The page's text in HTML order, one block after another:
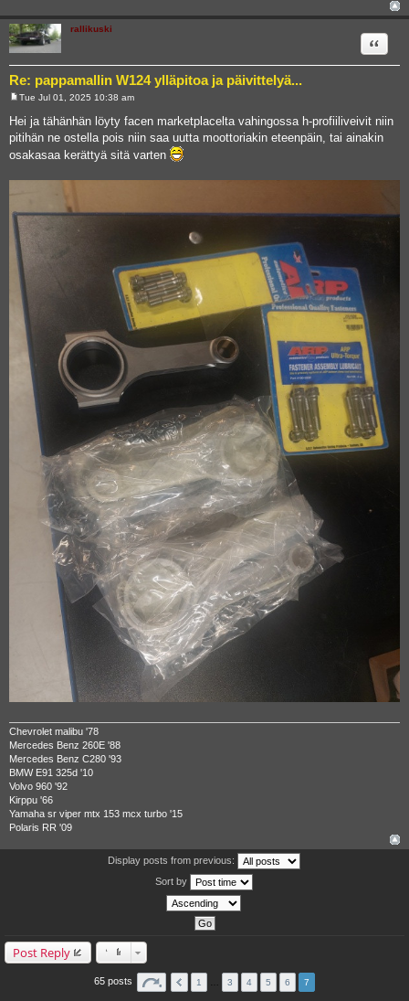
rallikuski
Re: pappamallin W124 ylläpitoa ja päivittelyä...
Quote
s
t
Tue Jul 01, 2025 10:38 am
Hei ja tähänhän löyty facen marketplacelta vahingossa h-profiiliveivit niin
pitihän ne ostella pois niin saa uutta moottoriakin eteenpäin, tai ainakin
osakasaa kerättyä sitä varten
Chevrolet malibu '78
Mercedes Benz 260E '88
Mercedes Benz C280 '93
BMW E91 325d '10
Volvo 960 '92
Kirppu '66
Yamaha sr viper mtx 153 mcx turbo '15
Polaris RR '09
Display posts from previous:
Sort by
Post Reply
65 posts 1 … 3 4 5 6 7